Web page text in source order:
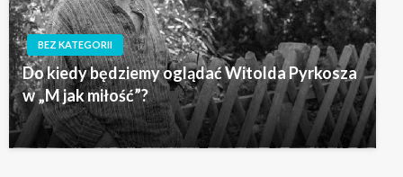
BEZ KATEGORII
Do kiedy będziemy oglądać Witolda Pyrkosza
w „M jak miłość”?